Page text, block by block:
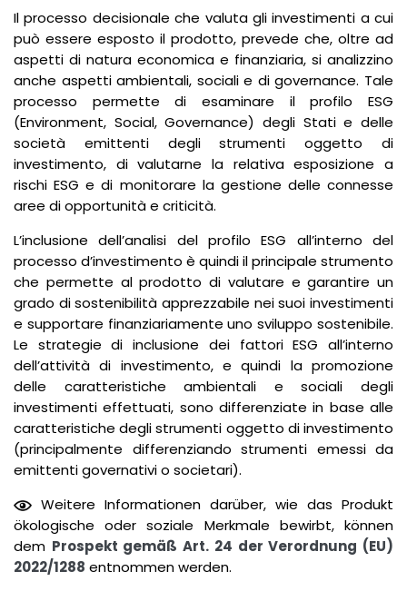
Il processo decisionale che valuta gli investimenti a cui
può essere esposto il prodotto, prevede che, oltre ad
aspetti di natura economica e finanziaria, si analizzino
anche aspetti ambientali, sociali e di governance. Tale
processo permette di esaminare il profilo ESG
(Environment, Social, Governance) degli Stati e delle
società emittenti degli strumenti oggetto di
investimento, di valutarne la relativa esposizione a
rischi ESG e di monitorare la gestione delle connesse
aree di opportunità e criticità.
L’inclusione dell’analisi del profilo ESG all’interno del
processo d’investimento è quindi il principale strumento
che permette al prodotto di valutare e garantire un
grado di sostenibilità apprezzabile nei suoi investimenti
e supportare finanziariamente uno sviluppo sostenibile.
Le strategie di inclusione dei fattori ESG all’interno
dell’attività di investimento, e quindi la promozione
delle caratteristiche ambientali e sociali degli
investimenti effettuati, sono differenziate in base alle
caratteristiche degli strumenti oggetto di investimento
(principalmente differenziando strumenti emessi da
emittenti governativi o societari).
Weitere Informationen darüber, wie das Produkt
ökologische oder soziale Merkmale bewirbt, können
dem Prospekt gemäß Art. 24 der Verordnung (EU)
2022/1288 entnommen werden.